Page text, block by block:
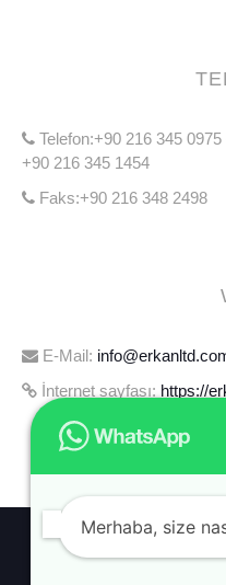
Telefon:+90 216 345 0975
+90 216 345 1454
Faks:+90 216 348 2498
E-Mail:
İnternet sayfası: https://
Merhaba, size